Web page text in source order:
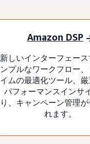
Amazon DSP
新しいインターフェー
ンプルなワークフロー
イムの最適化ツール、
パフォーマンスインサ
り、キャンペーン管理
れます。